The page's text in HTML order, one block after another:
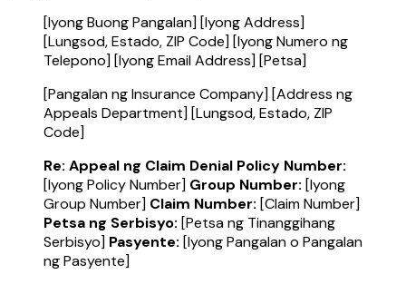
[Iyong Buong Pangalan] [Iyong Address]
[Lungsod, Estado, ZIP Code] [Iyong Numero ng
Telepono] [Iyong Email Address] [Petsa]
[Pangalan ng Insurance Company] [Address ng
Appeals Department] [Lungsod, Estado, ZIP
Code]
Re: Appeal ng Claim Denial Policy Number:
[Iyong Policy Number] Group Number: [Iyong
Group Number] Claim Number: [Claim Number]
Petsa ng Serbisyo: [Petsa ng Tinanggihang
Serbisyo] Pasyente: [Iyong Pangalan o Pangalan
ng Pasyente]